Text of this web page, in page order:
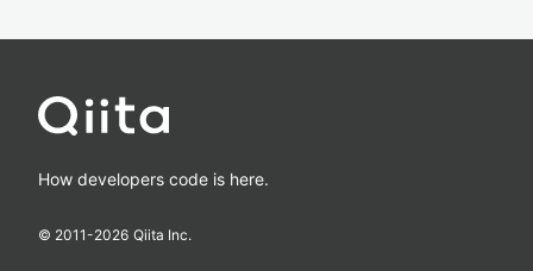
How developers code is here.
© 2011-2026 Qiita Inc.